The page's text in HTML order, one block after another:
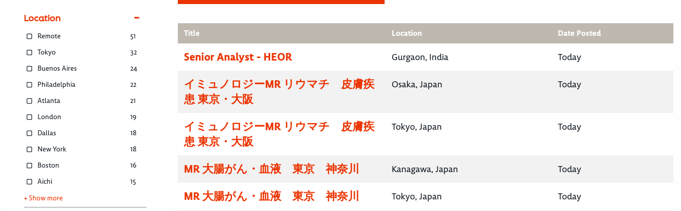
Location
Remote
51
Tokyo
32
Buenos Aires
24
Philadelphia
22
Atlanta
21
London
19
Dallas
18
New York
18
Boston
16
Aichi
15
+ Show more
Title Location Date Posted
Senior Analyst - HEOR Gurgaon, India Today
イミュノロジーMR リウマチ 皮膚疾
患 東京・大阪
Osaka, Japan Today
イミュノロジーMR リウマチ 皮膚疾
患 東京・大阪
Tokyo, Japan Today
MR 大腸がん・血液 東京 神奈川 Kanagawa, Japan Today
MR 大腸がん・血液 東京 神奈川 Tokyo, Japan Today